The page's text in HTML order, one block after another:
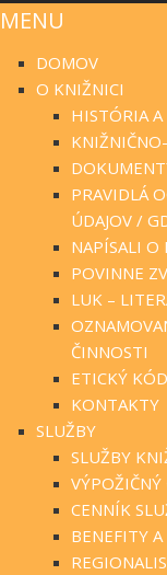
MENU
DOMOV
O KNIŽNICI
HISTÓRIA A
PRAVIDLÁ
ÚDAJOV /
NAPÍSALI O
POVINNE
LUK –
ČINNOSTI
ETICKÝ
KONTAKTY
SLUŽBY
SLUŽBY
VÝPOŽIČNÝ
CENNÍK
BENEFITY A